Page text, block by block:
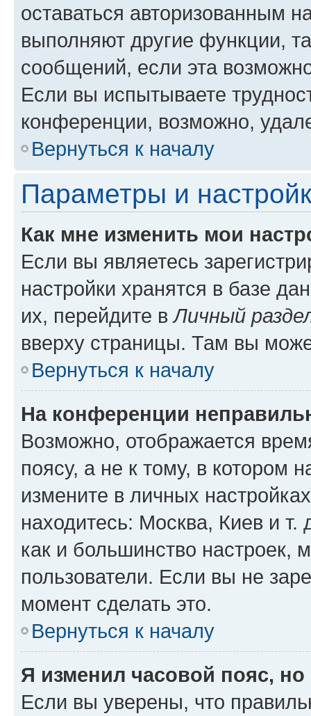
оставаться авторизованным
выполняют другие функции,
сообщений, если эта
Если вы испытываете
конференции, возможно,
Вернуться к началу
Параметры и
Как мне изменить мои
Если вы являетесь
настройки хранятся в базе
их, перейдите вЛичный
вверху страницы. Там вы
Вернуться к началу
На конференции
Возможно, отображается
поясу, а не к тому, в котором
измените в личных
находитесь: Москва, Киев и т.
как и большинство настроек,
пользователи. Если вы не
момент сделать это.
Вернуться к началу
Я изменил часовой пояс,
Если вы уверены, что